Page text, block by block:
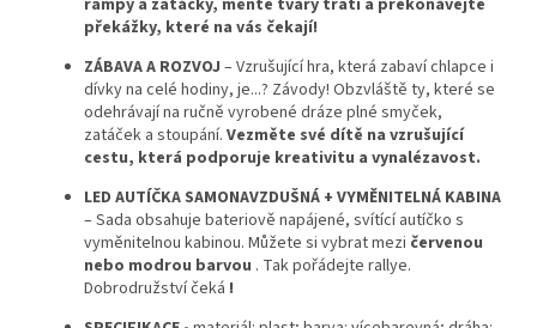
rampy a zatáčky, měňte tvary tratí a překonávejte
překážky, které na vás čekají!
ZÁBAVA A ROZVOJ – Vzrušující hra, která zabaví chlapce i
dívky na celé hodiny, je...? Závody! Obzvláště ty, které se
odehrávají na ručně vyrobené dráze plné smyček,
zatáček a stoupání. Vezměte své dítě na vzrušující
cestu, která podporuje kreativitu a vynalézavost.
LED AUTÍČKA SAMONAVZDUŠNÁ + VYMĚNITELNÁ KABINA
– Sada obsahuje bateriově napájené, svítící autíčko s
vyměnitelnou kabinou. Můžete si vybrat mezi červenou
nebo modrou barvou . Tak pořádejte rallye.
Dobrodružství čeká !